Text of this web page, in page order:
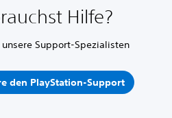
Hilfe?
Support-Spezialisten
den PlayStation-Support